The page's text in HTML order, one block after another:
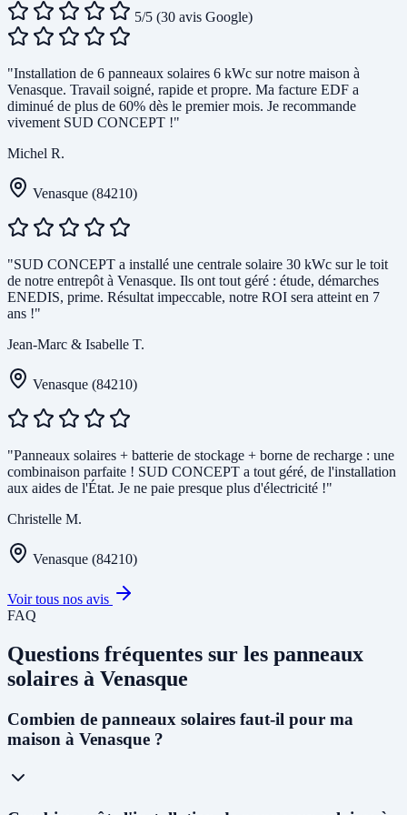
5/5 (30 avis Google)
"Installation de 6 panneaux solaires 6 kWc sur notre maison à
Venasque. Travail soigné, rapide et propre. Ma facture EDF a
diminué de plus de 60% dès le premier mois. Je recommande
vivement SUD CONCEPT !"
Michel R.
Venasque (84210)
"SUD CONCEPT a installé une centrale solaire 30 kWc sur le toit
de notre entrepôt à Venasque. Ils ont tout géré : étude, démarches
ENEDIS, prime. Résultat impeccable, notre ROI sera atteint en 7
ans !"
Jean-Marc & Isabelle T.
Venasque (84210)
"Panneaux solaires + batterie de stockage + borne de recharge : une
combinaison parfaite ! SUD CONCEPT a tout géré, de l'installation
aux aides de l'État. Je ne paie presque plus d'électricité !"
Christelle M.
Venasque (84210)
Voir tous nos avis
FAQ
Questions fréquentes sur les panneaux
solaires à Venasque
Combien de panneaux solaires faut-il pour ma
maison à Venasque ?